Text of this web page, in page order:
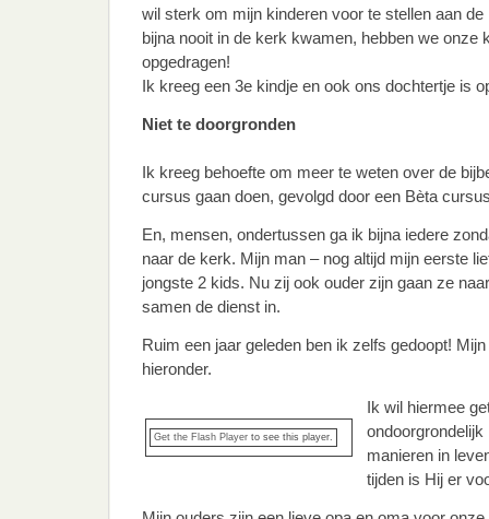
wil sterk om mijn kinderen voor te stellen aan
bijna nooit in de kerk kwamen, hebben we onze
opgedragen!
Ik kreeg een 3e kindje en ook ons dochtertje is
Niet te doorgronden
Ik kreeg behoefte om meer te weten over de
cursus gaan doen, gevolgd door een Bèta
En, mensen, ondertussen ga ik bijna iedere
naar de kerk. Mijn man – nog altijd mijn eerste
jongste 2 kids. Nu zij ook ouder zijn gaan ze
samen de dienst in.
Ruim een jaar geleden ben ik zelfs gedoopt!
hieronder.
Get the Flash Player to see this player.
Ik wil hiermee
manieren in
tijden is Hij er